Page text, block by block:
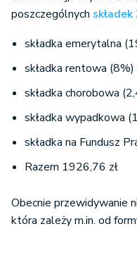
poszczególnych składek
składka emerytalna
składka rentowa (8%)
składka chorobowa
składka wypadkowa
składka na Fundusz
Razem 1926,76 zł
Obecnie przewidywanie
która zależy m.in. od